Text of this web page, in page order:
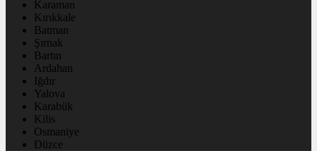
Karaman
Kırıkkale
Batman
Şırnak
Bartın
Ardahan
Iğdır
Yalova
Karabük
Kilis
Osmaniye
Düzce